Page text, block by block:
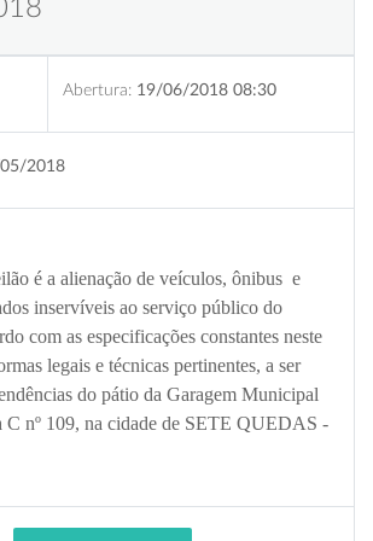
Abertura: 19/06/2018 08:30
2018
é a alienação de veículos, ônibus e
inservíveis ao serviço público do
com as especificações constantes neste
legais e técnicas pertinentes, a ser
do pátio da Garagem Municipal
C nº 109, na cidade de SETE QUEDAS -